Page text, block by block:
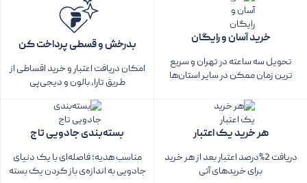
خرید آسان و رایگان
تحویل سه ساعته در تهران و سریع
ترین زمان ممکن در سایر استان‌ها
بدرخش و قسطی پرداخت کن
امکان دریافت اعتبار و خرید اقساطی از
طریق تارا، بالون و دیجی‌پی
هر خرید یک اعتبار
دریافت 2%درصد اعتبار بعد از هر خرید
برای خریدهای آتی
بسته‌بندی جادویی تاج
مناسب هدیه؛ فاصله‌ای با یک دنیای
جادویی به اندازه‌ی باز کردن یک بسته‌